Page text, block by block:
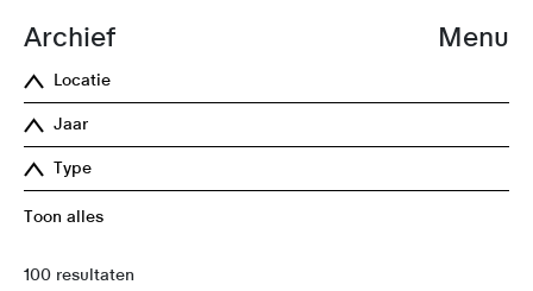
Menu
Archief
Locatie
Jaar
Type
Toon alles
100 resultaten